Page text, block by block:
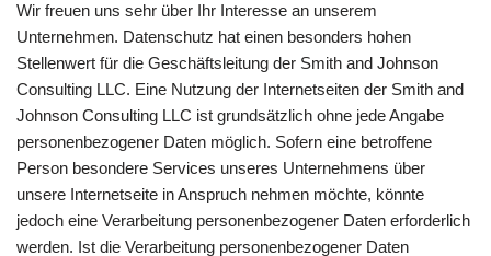
Wir freuen uns sehr über Ihr Interesse an unserem
Unternehmen. Datenschutz hat einen besonders hohen
Stellenwert für die Geschäftsleitung der Smith and Johnson
Consulting LLC. Eine Nutzung der Internetseiten der Smith and
Johnson Consulting LLC ist grundsätzlich ohne jede Angabe
personenbezogener Daten möglich. Sofern eine betroffene
Person besondere Services unseres Unternehmens über
unsere Internetseite in Anspruch nehmen möchte, könnte
jedoch eine Verarbeitung personenbezogener Daten erforderlich
werden. Ist die Verarbeitung personenbezogener Daten